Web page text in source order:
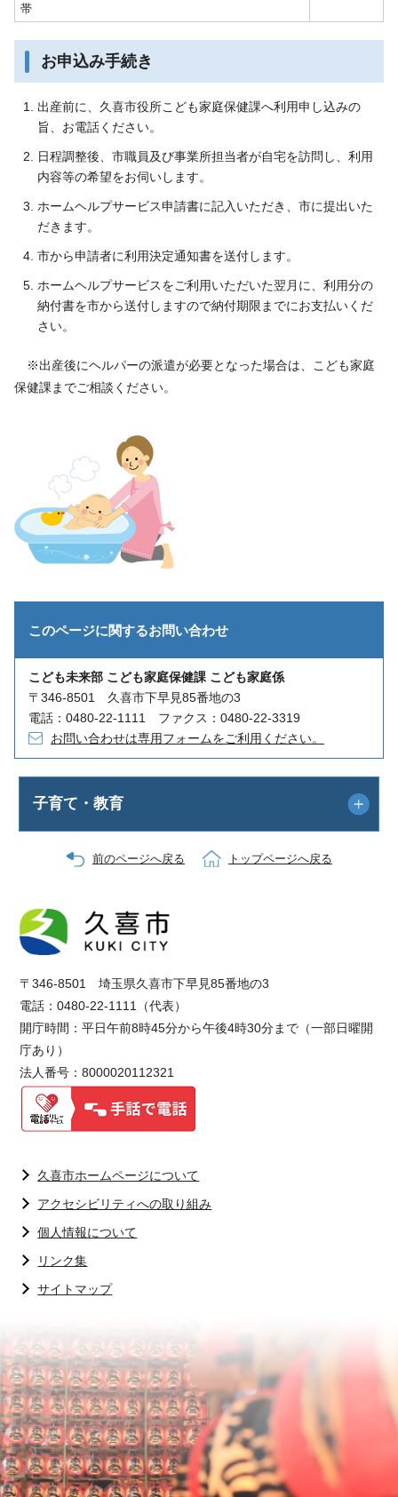
帯
お申込み手続き
出産前に、久喜市役所こども家庭保健課へ利用申し込みの
旨、お電話ください。
日程調整後、市職員及び事業所担当者が自宅を訪問し、利用
内容等の希望をお伺いします。
ホームヘルプサービス申請書に記入いただき、市に提出いた
だきます。
市から申請者に利用決定通知書を送付します。
ホームヘルプサービスをご利用いただいた翌月に、利用分の
納付書を市から送付しますので納付期限までにお支払いくだ
さい。
※出産後にヘルパーの派遣が必要となった場合は、こども家庭
保健課までご相談ください。
このページに関するお問い合わせ
こども未来部 こども家庭保健課 こども家庭係
〒346-8501 久喜市下早見85番地の3
電話：0480-22-1111 ファクス：0480-22-3319
お問い合わせは専用フォームをご利用ください。
子育て・教育
前のページへ戻る トップページへ戻る
〒346-8501 埼玉県久喜市下早見85番地の3
電話：0480-22-1111（代表）
開庁時間：平日午前8時45分から午後4時30分まで（一部日曜開
庁あり）
法人番号：8000020112321
久喜市ホームページについて
アクセシビリティへの取り組み
個人情報について
リンク集
サイトマップ